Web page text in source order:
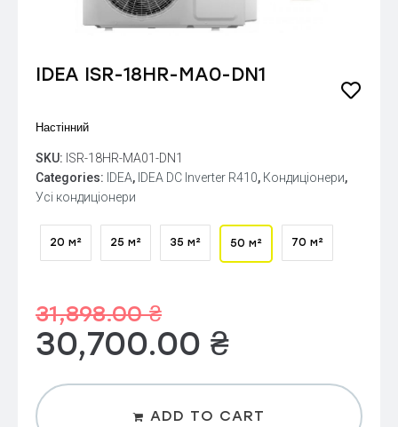
IDEA ISR-18HR-MA0-DN1
Настінний
SKU: ISR-18HR-MA01-DN1
Categories: IDEA, IDEA DC Inverter R410, Кондиціонери,
Усі кондиціонери
20 м² 25 м² 35 м² 50 м² 70 м²
31,898.00₴
30,700.00 ₴
ADD TO CART